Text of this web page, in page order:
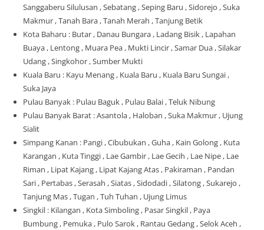
Sanggaberu Silulusan , Sebatang , Seping Baru , Sidorejo , Suka
Makmur , Tanah Bara , Tanah Merah , Tanjung Betik
Kota Baharu : Butar , Danau Bungara , Ladang Bisik , Lapahan
Buaya , Lentong , Muara Pea , Mukti Lincir , Samar Dua , Silakar
Udang , Singkohor , Sumber Mukti
Kuala Baru : Kayu Menang , Kuala Baru , Kuala Baru Sungai ,
Suka Jaya
Pulau Banyak : Pulau Baguk , Pulau Balai , Teluk Nibung
Pulau Banyak Barat : Asantola , Haloban , Suka Makmur , Ujung
Sialit
Simpang Kanan : Pangi , Cibubukan , Guha , Kain Golong , Kuta
Karangan , Kuta Tinggi , Lae Gambir , Lae Gecih , Lae Nipe , Lae
Riman , Lipat Kajang , Lipat Kajang Atas , Pakiraman , Pandan
Sari , Pertabas , Serasah , Siatas , Sidodadi , Silatong , Sukarejo ,
Tanjung Mas , Tugan , Tuh Tuhan , Ujung Limus
Singkil : Kilangan , Kota Simboling , Pasar Singkil , Paya
Bumbung , Pemuka , Pulo Sarok , Rantau Gedang , Selok Aceh ,